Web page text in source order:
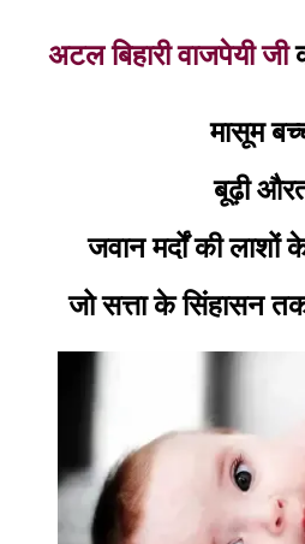
अटल बिहारी वाजपेयी जी
मासूम
बूढ़ी
जवान मर्दों की
जो सत्ता के सिंहासन